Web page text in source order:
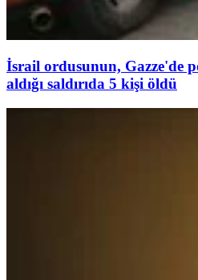
İsrail ordusunun, Gazze'de
aldığı saldırıda 5 kişi öldü